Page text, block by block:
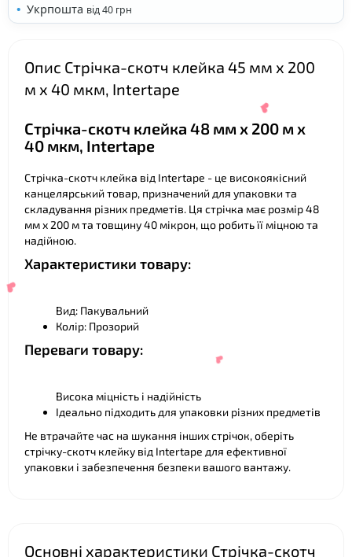
Укрпошта від 40 грн
Опис Стрічка-скотч клейка 45 мм х 200
м х 40 мкм, Intertape
Стрічка-скотч клейка 48 мм х 200 м х
40 мкм, Intertape
Стрічка-скотч клейка від Intertape - це високоякісний
канцелярський товар, призначений для упаковки та
складування різних предметів. Ця стрічка має розмір 48
мм х 200 м та товщину 40 мікрон, що робить її міцною та
надійною.
Характеристики товару:
Вид: Пакувальний
Колір: Прозорий
Переваги товару:
Висока міцність і надійність
Ідеально підходить для упаковки різних предметів
Не втрачайте час на шукання інших стрічок, оберіть
стрічку-скотч клейку від Intertape для ефективної
упаковки і забезпечення безпеки вашого вантажу.
Основні характеристики Стрічка-скотч